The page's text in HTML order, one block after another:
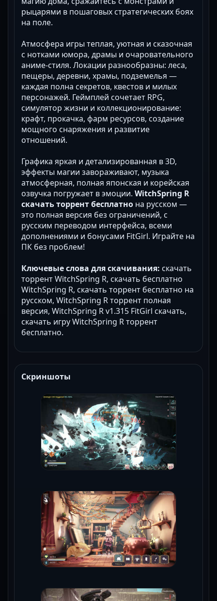
рыцарями в пошаговых стратегических боях
на поле.
Атмосфера игры теплая, уютная и сказочная
с нотками юмора, драмы и очаровательного
аниме-стиля. Локации разнообразны: леса,
пещеры, деревни, храмы, подземелья —
каждая полна секретов, квестов и милых
персонажей. Геймплей сочетает RPG,
симулятор жизни и коллекционирование:
крафт, прокачка, фарм ресурсов, создание
мощного снаряжения и развитие
отношений.
Графика яркая и детализированная в 3D,
эффекты магии завораживают, музыка
атмосферная, полная японская и корейская
озвучка погружает в эмоции. WitchSpring R
скачать торрент бесплатно на русском —
это полная версия без ограничений, с
русским переводом интерфейса, всеми
дополнениями и бонусами FitGirl. Играйте на
ПК без проблем!
Ключевые слова для скачивания: скачать
торрент WitchSpring R, скачать бесплатно
WitchSpring R, скачать торрент бесплатно на
русском, WitchSpring R торрент полная
версия, WitchSpring R v1.315 FitGirl скачать,
скачать игру WitchSpring R торрент
бесплатно.
Скриншоты